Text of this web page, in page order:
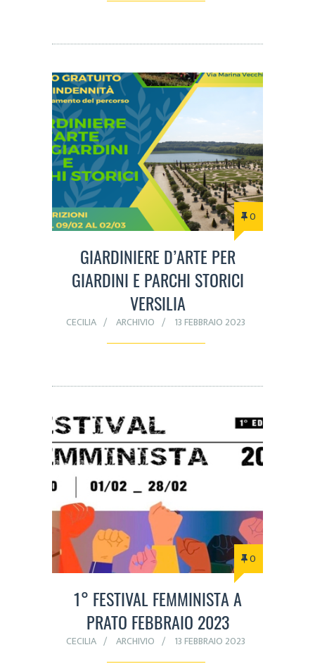
0
GIARDINIERE D’ARTE PER
GIARDINI E PARCHI STORICI
VERSILIA
CECILIA ARCHIVIO 13 FEBBRAIO 2023
0
1° FESTIVAL FEMMINISTA A
PRATO FEBBRAIO 2023
CECILIA ARCHIVIO 13 FEBBRAIO 2023